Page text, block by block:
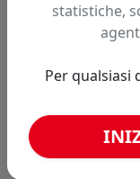
Fai una
Confronta
Caricamento
statistiche,
Per qualsiasi